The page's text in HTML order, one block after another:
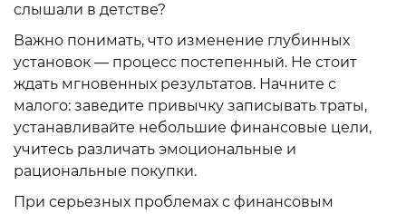
слышали в детстве?
Важно понимать, что изменение глубинных
установок — процесс постепенный. Не стоит
ждать мгновенных результатов. Начните с
малого: заведите привычку записывать траты,
устанавливайте небольшие финансовые цели,
учитесь различать эмоциональные и
рациональные покупки.
При серьезных проблемах с финансовым